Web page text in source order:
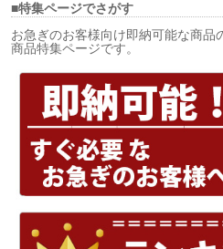
■特集ページでさがす
お急ぎのお客様向け即納可能な商品
商品特集ページです。